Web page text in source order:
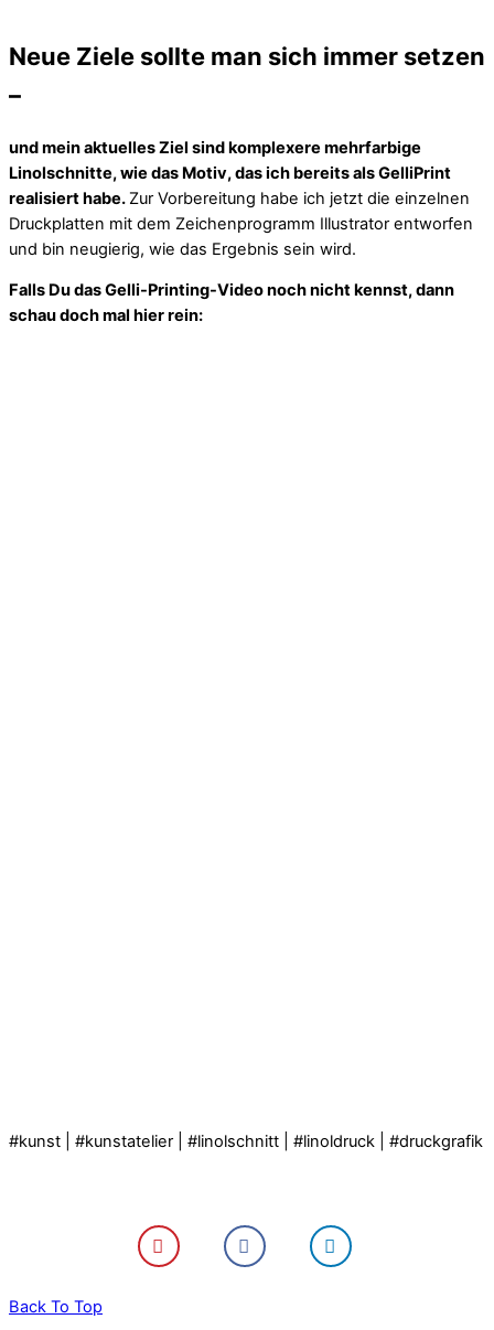
Neue Ziele sollte man sich immer setzen
–
und mein aktuelles Ziel sind komplexere mehrfarbige
Linolschnitte, wie das Motiv, das ich bereits als GelliPrint
realisiert habe. Zur Vorbereitung habe ich jetzt die einzelnen
Druckplatten mit dem Zeichenprogramm Illustrator entworfen
und bin neugierig, wie das Ergebnis sein wird.
Falls Du das Gelli-Printing-Video noch nicht kennst, dann
schau doch mal hier rein:
#kunst | #kunstatelier | #linolschnitt | #linoldruck | #druckgrafik
Back To Top